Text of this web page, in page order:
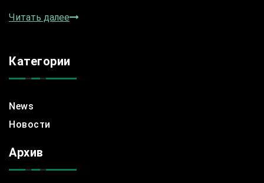
Читать далее
Категории
News
Новости
Архив